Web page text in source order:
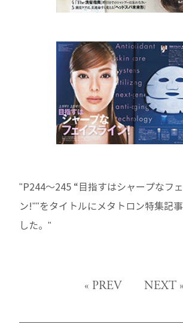
"P244～245 “目指すはシャープなフ
ン!""をタイトルにメタトロン特集記
した。"
« PREV NEXT»